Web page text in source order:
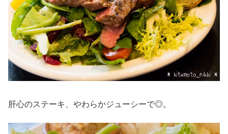
肝心のステーキ、やわらかジューシーで◎。